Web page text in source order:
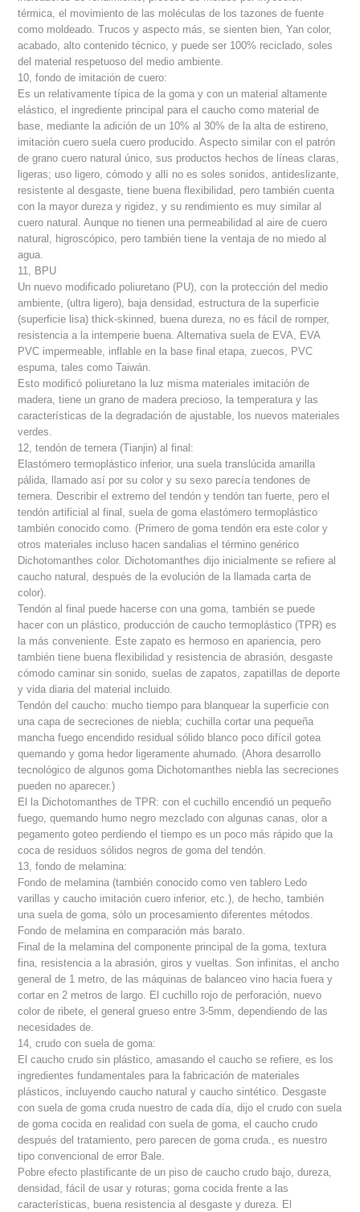
térmica, el movimiento de las moléculas de los tazones de fuente
como moldeado. Trucos y aspecto más, se sienten bien, Yan color,
acabado, alto contenido técnico, y puede ser 100% reciclado, soles
del material respetuoso del medio ambiente.
10, fondo de imitación de cuero:
Es un relativamente típica de la goma y con un material altamente
elástico, el ingrediente principal para el caucho como material de
base, mediante la adición de un 10% al 30% de la alta de estireno,
imitación cuero suela cuero producido. Aspecto similar con el patrón
de grano cuero natural único, sus productos hechos de líneas claras,
ligeras; uso ligero, cómodo y allí no es soles sonidos, antideslizante,
resistente al desgaste, tiene buena flexibilidad, pero también cuenta
con la mayor dureza y rigidez, y su rendimiento es muy similar al
cuero natural. Aunque no tienen una permeabilidad al aire de cuero
natural, higroscópico, pero también tiene la ventaja de no miedo al
agua.
11, BPU
Un nuevo modificado poliuretano (PU), con la protección del medio
ambiente, (ultra ligero), baja densidad, estructura de la superficie
(superficie lisa) thick-skinned, buena dureza, no es fácil de romper,
resistencia a la intemperie buena. Alternativa suela de EVA, EVA
PVC impermeable, inflable en la base final etapa, zuecos, PVC
espuma, tales como Taiwán.
Esto modificó poliuretano la luz misma materiales imitación de
madera, tiene un grano de madera precioso, la temperatura y las
características de la degradación de ajustable, los nuevos materiales
verdes.
12, tendón de ternera (Tianjin) al final:
Elastómero termoplástico inferior, una suela translúcida amarilla
pálida, llamado así por su color y su sexo parecía tendones de
ternera. Describir el extremo del tendón y tendón tan fuerte, pero el
tendón artificial al final, suela de goma elastómero termoplástico
también conocido como. (Primero de goma tendón era este color y
otros materiales incluso hacen sandalias el término genérico
Dichotomanthes color. Dichotomanthes dijo inicialmente se refiere al
caucho natural, después de la evolución de la llamada carta de
color).
Tendón al final puede hacerse con una goma, también se puede
hacer con un plástico, producción de caucho termoplástico (TPR) es
la más conveniente. Este zapato es hermoso en apariencia, pero
también tiene buena flexibilidad y resistencia de abrasión, desgaste
cómodo caminar sin sonido, suelas de zapatos, zapatillas de deporte
y vida diaria del material incluido.
Tendón del caucho: mucho tiempo para blanquear la superficie con
una capa de secreciones de niebla; cuchilla cortar una pequeña
mancha fuego encendido residual sólido blanco poco difícil gotea
quemando y goma hedor ligeramente ahumado. (Ahora desarrollo
tecnológico de algunos goma Dichotomanthes niebla las secreciones
pueden no aparecer.)
El la Dichotomanthes de TPR: con el cuchillo encendió un pequeño
fuego, quemando humo negro mezclado con algunas canas, olor a
pegamento goteo perdiendo el tiempo es un poco más rápido que la
coca de residuos sólidos negros de goma del tendón.
13, fondo de melamina:
Fondo de melamina (también conocido como ven tablero Ledo
varillas y caucho imitación cuero inferior, etc.), de hecho, también
una suela de goma, sólo un procesamiento diferentes métodos.
Fondo de melamina en comparación más barato.
Final de la melamina del componente principal de la goma, textura
fina, resistencia a la abrasión, giros y vueltas. Son infinitas, el ancho
general de 1 metro, de las máquinas de balanceo vino hacia fuera y
cortar en 2 metros de largo. El cuchillo rojo de perforación, nuevo
color de ribete, el general grueso entre 3-5mm, dependiendo de las
necesidades de.
14, crudo con suela de goma:
El caucho crudo sin plástico, amasando el caucho se refiere, es los
ingredientes fundamentales para la fabricación de materiales
plásticos, incluyendo caucho natural y caucho sintético. Desgaste
con suela de goma cruda nuestro de cada día, dijo el crudo con suela
de goma cocida en realidad con suela de goma, el caucho crudo
después del tratamiento, pero parecen de goma cruda., es nuestro
tipo convencional de error Bale.
Pobre efecto plastificante de un piso de caucho crudo bajo, dureza,
densidad, fácil de usar y roturas; goma cocida frente a las
características, buena resistencia al desgaste y dureza. El